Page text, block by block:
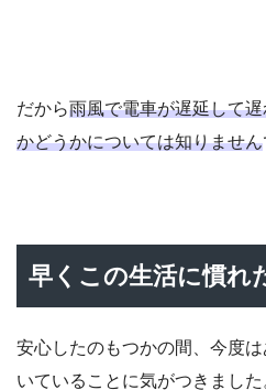
だから雨風で電車が遅延して
かどうかについては知りません
早くこの生活に慣れ
安心したのもつかの間、今度
いていることに気がつきました